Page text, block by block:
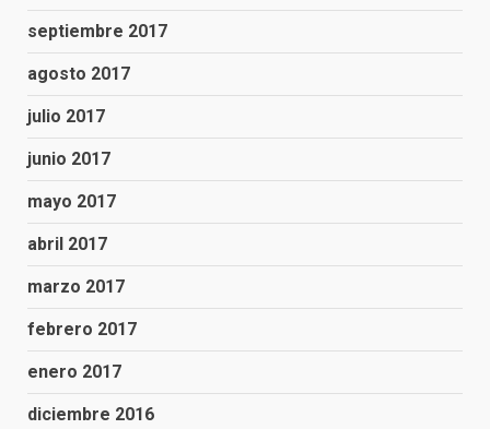
septiembre 2017
agosto 2017
julio 2017
junio 2017
mayo 2017
abril 2017
marzo 2017
febrero 2017
enero 2017
diciembre 2016